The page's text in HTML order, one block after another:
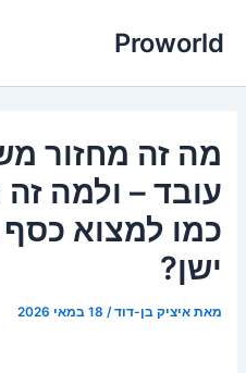
לתוכןProworld
מה זה מחזור
עובד – ולמה
כמו למצוא
ישן?
מאתאיציק בן-דוד/ 18 במאי 2026